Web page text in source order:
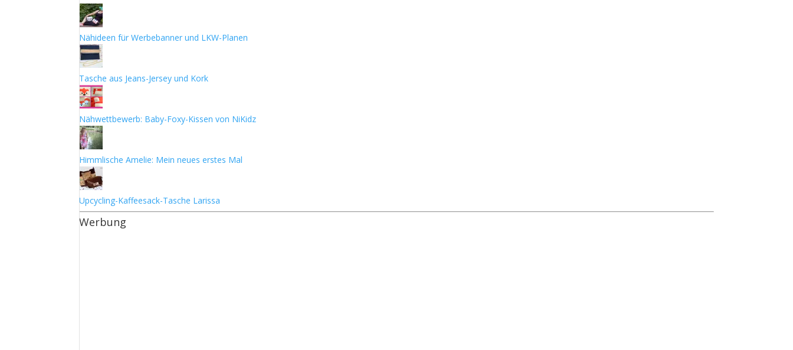
Nähideen für Werbebanner und LKW-Planen
Tasche aus Jeans-Jersey und Kork
Nähwettbewerb: Baby-Foxy-Kissen von NiKidz
Himmlische Amelie: Mein neues erstes Mal
Upcycling-Kaffeesack-Tasche Larissa
Werbung